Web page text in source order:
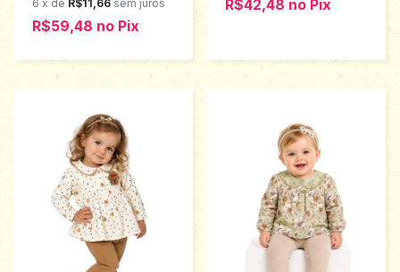
6 x de R$11,66 sem juros
R$59,48 no Pix
R$42,48 no Pix